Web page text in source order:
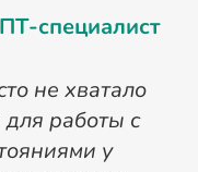
специалист
не хватало
работы с
у